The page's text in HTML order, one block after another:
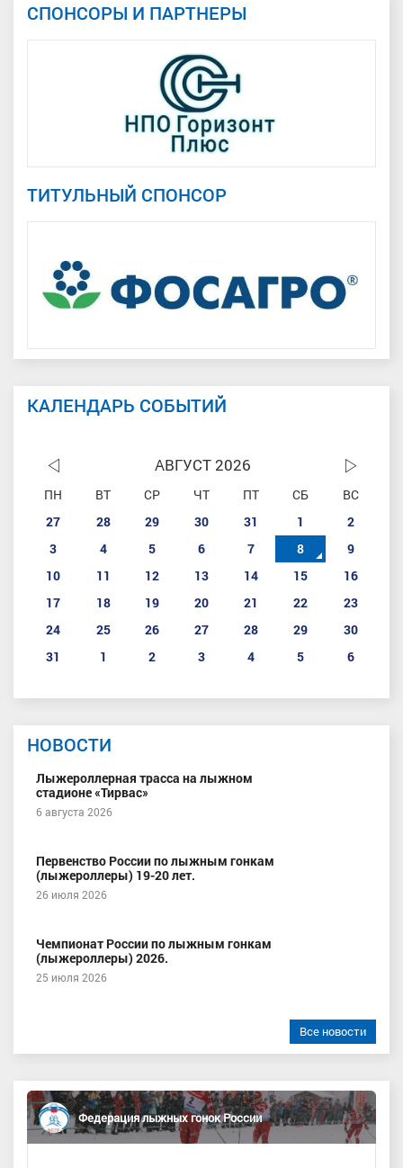
СПОНСОРЫ И ПАРТНЕРЫ
ТИТУЛЬНЫЙ СПОНСОР
КАЛЕНДАРЬ СОБЫТИЙ
АВГУСТ 2026
ПН ВТ СР ЧТ ПТ СБ
ВС
27
28 29 30 31 1
2
3
4 5 6 7 8
9
10
11 12 13 14 15
16
17
18 19 20 21 22
23
24
25 26 27 28 29
30
31
1 2 3 4 5 6
НОВОСТИ
Лыжероллерная трасса на лыжном
стадионе «Тирвас»
6 августа 2026
Первенство России по лыжным гонкам
(лыжероллеры) 19-20 лет.
26 июля 2026
Чемпионат России по лыжным гонкам
(лыжероллеры) 2026.
25 июля 2026
Все новости
Федерация лыжных гонок России